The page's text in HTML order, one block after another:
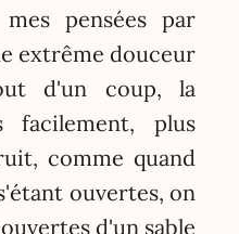
pensées par
extrême douceur
d'un coup, la
plus
comme quand
ouvertes, on
d'un sable